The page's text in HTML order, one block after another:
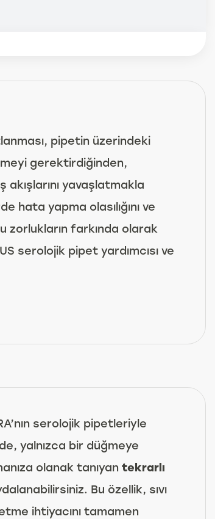
pipetin üzerindeki
gerektirdiğinden,
akışlarını yavaşlatmakla
hata yapma olasılığını ve
zorlukların farkında olarak
serolojik pipet yardımcısı ve
serolojik pipetleriyle
yalnızca bir düğmeye
olanak tanıyantekrarlı
Bu özellik, sıvı
ihtiyacını tamamen